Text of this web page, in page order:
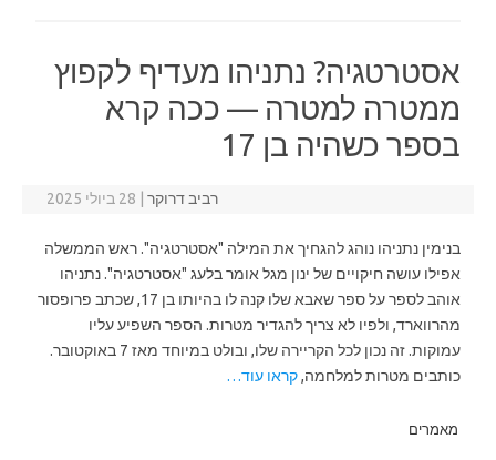
אסטרטגיה? נתניהו מעדיף לקפוץ
ממטרה למטרה — ככה קרא
בספר כשהיה בן 17
רביב דרוקר 28 ביולי 2025
בנימין נתניהו נוהג להגחיך את המילה "אסטרטגיה". ראש הממשלה
אפילו עושה חיקויים של ינון מגל אומר בלעג "אסטרטגיה". נתניהו
אוהב לספר על ספר שאבא שלו קנה לו בהיותו בן 17, שכתב פרופסור
מהרווארד, ולפיו לא צריך להגדיר מטרות. הספר השפיע עליו
עמוקות. זה נכון לכל הקריירה שלו, ובולט במיוחד מאז 7 באוקטובר.
כותבים מטרות למלחמה,קראו עוד…
מאמרים